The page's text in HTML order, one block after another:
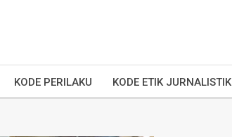
KODE PERILAKU KODE ETIK JURNALISTIK